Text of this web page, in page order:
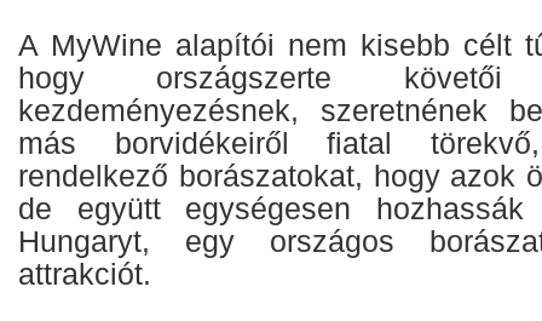
A MyWine alapítói nem kisebb célt
hogy országszerte
kezdeményezésnek, szeretnének
más borvidékeiről fiatal
rendelkező borászatokat, hogy azok
de együtt egységesen
Hungaryt, egy országos
attrakciót.